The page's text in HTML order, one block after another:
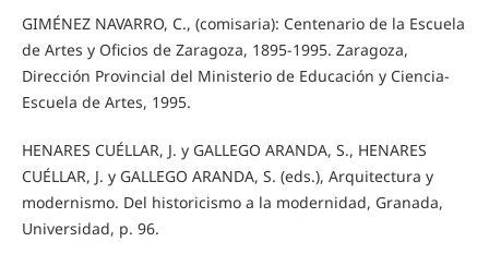
GIMÉNEZ NAVARRO, C., (comisaria): Centenario de la Escuela
de Artes y Oficios de Zaragoza, 1895-1995. Zaragoza,
Dirección Provincial del Ministerio de Educación y Ciencia-
Escuela de Artes, 1995.
HENARES CUÉLLAR, J. y GALLEGO ARANDA, S., HENARES
CUÉLLAR, J. y GALLEGO ARANDA, S. (eds.), Arquitectura y
modernismo. Del historicismo a la modernidad, Granada,
Universidad, p. 96.